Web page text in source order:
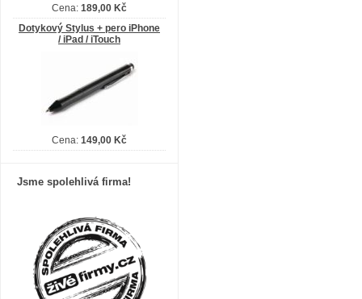
Cena: 189,00 Kč
Dotykový Stylus + pero iPhone
/ iPad / iTouch
Cena: 149,00 Kč
Jsme spolehlivá firma!